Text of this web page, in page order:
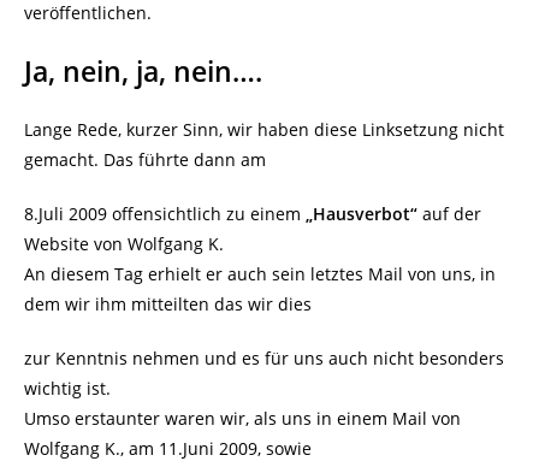
veröffentlichen.
Ja, nein, ja, nein….
Lange Rede, kurzer Sinn, wir haben diese Linksetzung nicht
gemacht. Das führte dann am
8.Juli 2009 offensichtlich zu einem „Hausverbot“ auf der
Website von Wolfgang K.
An diesem Tag erhielt er auch sein letztes Mail von uns, in
dem wir ihm mitteilten das wir dies
zur Kenntnis nehmen und es für uns auch nicht besonders
wichtig ist.
Umso erstaunter waren wir, als uns in einem Mail von
Wolfgang K., am 11.Juni 2009, sowie